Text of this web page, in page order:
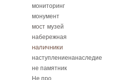
мониторинг
монумент
мост музей
набережная
наличники
наступлениенанаследие
не памятник
Не про